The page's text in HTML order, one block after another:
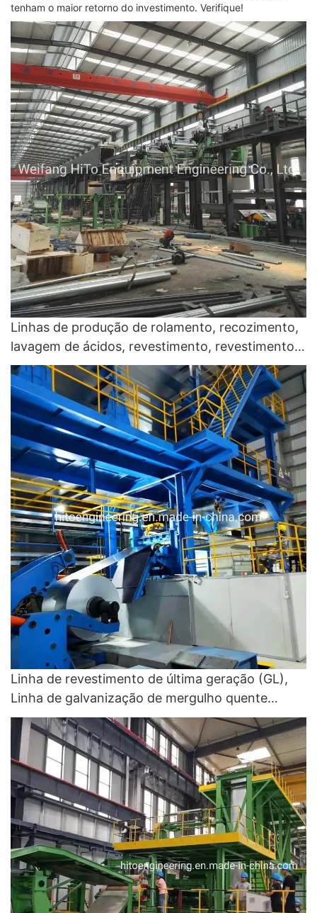
tenham o maior retorno do investimento. Verifique!
Linhas de produção de rolamento, recozimento,
lavagem de ácidos, revestimento, revestimento
de cores, nivelamento de tensão, cisalhamento e
recolocação de bobinas de metal, tiras e folhas -
máquina de laminação e linha de revestimento de
cores
Linha de revestimento de última geração (GL),
Linha de galvanização de mergulho quente
contínuo (CGL) - Galvanização a quente e CGL